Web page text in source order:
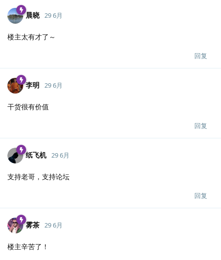
晨晓 29 6月
楼主太有才了～
回复
李明 29 6月
干货很有价值
回复
纸飞机 29 6月
支持老哥，支持论坛
回复
雾茶 29 6月
楼主辛苦了！